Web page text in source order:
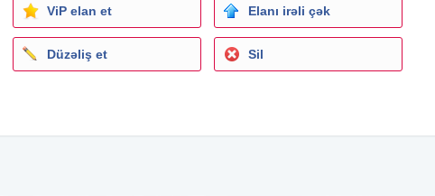
ViP elan et Elanı irəli çək
Düzəliş et Sil